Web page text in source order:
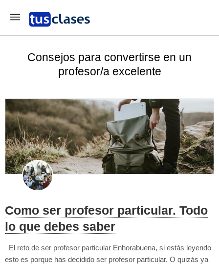
Consejos para convertirse en un
profesor/a excelente
Como ser profesor particular. Todo
lo que debes saber
El reto de ser profesor particular Enhorabuena, si estás leyendo
esto es porque has decidido ser profesor particular. O quizás ya